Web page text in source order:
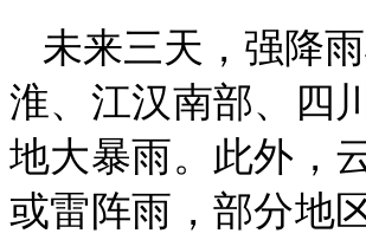
未来三天，强降
淮、江汉南部、四
地大暴雨。此外，
或雷阵雨，部分地